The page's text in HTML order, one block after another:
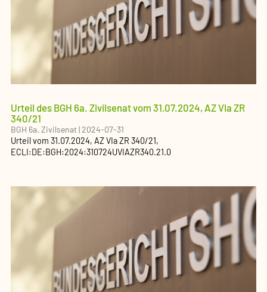
Urteil des BGH 6a. Zivilsenat vom 31.07.2024, AZ VIa ZR
340/21
BGH 6a. Zivilsenat|2024-07-31
Urteilvom 31.07.2024, AZVIa ZR 340/21,
ECLI:DE:BGH:2024:310724UVIAZR340.21.0